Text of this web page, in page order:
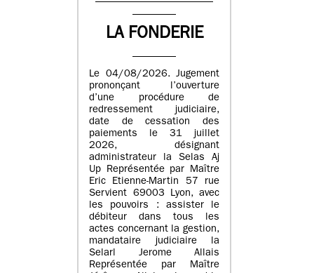
LA FONDERIE
Le 04/08/2026. Jugement
prononçant l’ouverture
d’une procédure de
redressement judiciaire,
date de cessation des
paiements le 31 juillet
2026, désignant
administrateur la Selas Aj
Up Représentée par Maître
Eric Etienne-Martin 57 rue
Servient 69003 Lyon, avec
les pouvoirs : assister le
débiteur dans tous les
actes concernant la gestion,
mandataire judiciaire la
Selarl Jerome Allais
Représentée par Maître